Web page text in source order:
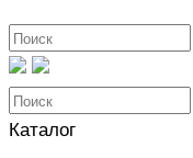
Каталог